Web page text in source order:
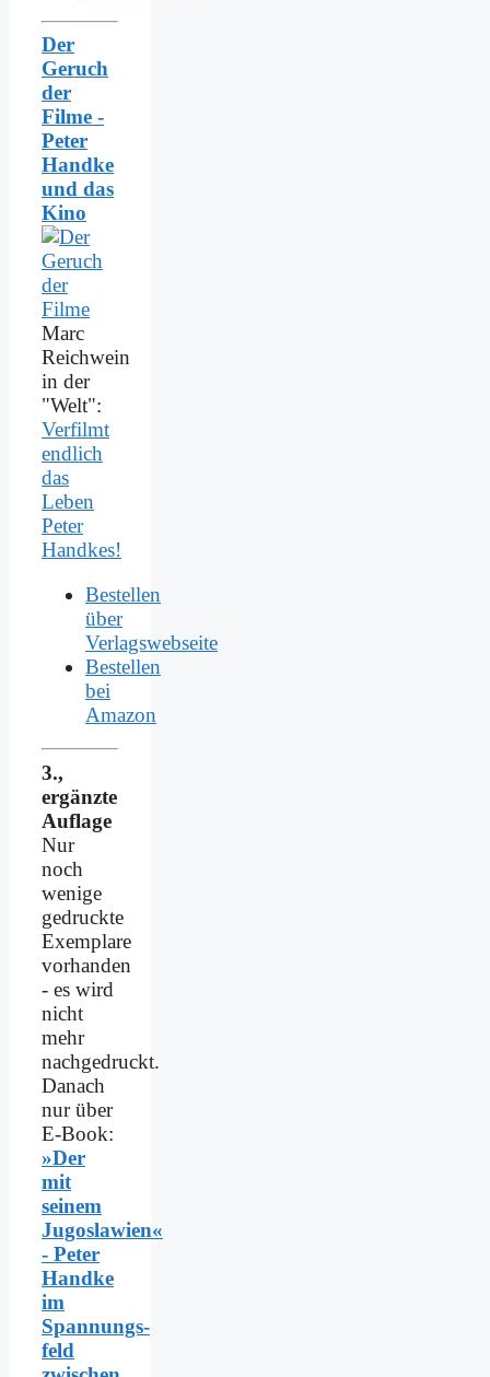
Der
Geruch
der
Filme -
Peter
Handke
und das
Kino
Marc
Reichwein
in der
"Welt":
Verfilmt
endlich
das
Leben
Peter
Handkes!
Bestellen
über
Verlagswebseite
Bestellen
bei
Amazon
3.,
ergänzte
Auflage
Nur
noch
wenige
gedruckte
Exemplare
vorhanden
- es wird
nicht
mehr
nachgedruckt.
Danach
nur über
E-Book:
»Der
mit
seinem
Jugoslawien«
- Peter
Handke
im
Spannungs­
feld